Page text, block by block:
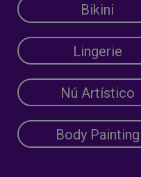
Bikini
Lingerie
Nú Artístico
Body Painting